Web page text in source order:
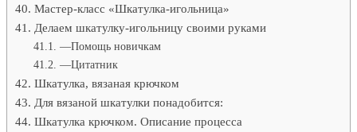
Мастер-класс «Шкатулка-игольница»
Делаем шкатулку-игольницу своими руками
—Помощь новичкам
—Цитатник
Шкатулка, вязаная крючком
Для вязаной шкатулки понадобится:
Шкатулка крючком. Описание процесса